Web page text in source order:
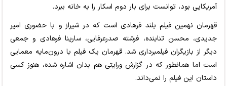
آمریکایی بود، توانست برای بار دوم اسکار را به خانه ببرد.
قهرمان نهمین فیلم بلند فرهادی است که در شیراز و با حضوری امیر
جدیدی، محسن تنابنده، فرشته صدرعرفایی، سارینا فرهادی و جمعی
دیگر از بازیگران فیلمبرداری شد. قهرمان یک فیلم با درون‌مایه معمایی
است اما همانطور که در گزارش ورایتی هم بدان اشاره شده، هنوز کسی
داستان این فیلم را نمی‌داند.